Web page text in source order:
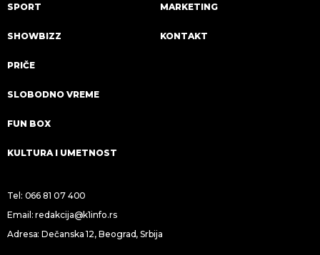
SPORT
SHOWBIZZ
PRIČE
SLOBODNO VREME
FUN BOX
KULTURA I UMETNOST
MARKETING
KONTAKT
Tel: 066 81 07 400
Email:redakcija@k1info.rs
Adresa: Dečanska 12, Beograd, Srbija